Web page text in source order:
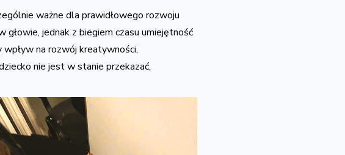
ważne dla prawidłowego rozwoju
głowie, jednak z biegiem czasu umiejętność
wpływ na rozwój kreatywności,
nie jest w stanie przekazać,